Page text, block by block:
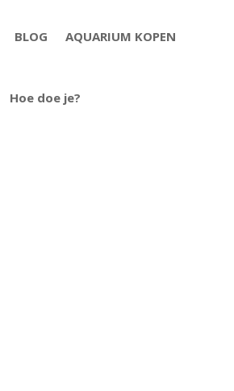
BLOG AQUARIUM KOPEN
Hoe doe je?